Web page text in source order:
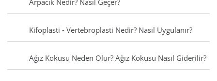
Arpacık Nedir? Nasıl Geçer?
Kifoplasti - Vertebroplasti Nedir? Nasıl Uygulanır?
Ağız Kokusu Neden Olur? Ağız Kokusu Nasıl Giderilir?